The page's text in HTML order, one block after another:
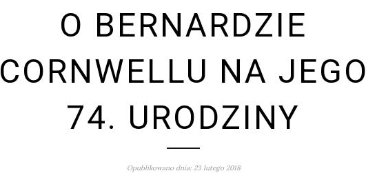
O BERNARDZIE
CORNWELLU NA JEGO
74. URODZINY
Opublikowano dnia: 23 lutego 2018